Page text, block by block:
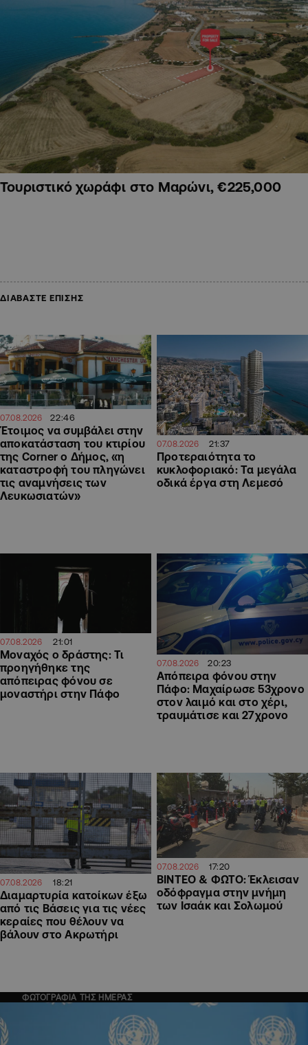
Τουριστικό χωράφι στο Μαρώνι, €225,000
ΔΙΑΒΑΣΤΕ ΕΠΙΣΗΣ
07.08.2026 22:46
Έτοιμος να συμβάλει στην
αποκατάσταση του κτιρίου
της Corner ο Δήμος, «η
καταστροφή του πληγώνει
τις αναμνήσεις των
Λευκωσιατών»
07.08.2026 21:37
Προτεραιότητα το
κυκλοφοριακό: Τα μεγάλα
οδικά έργα στη Λεμεσό
07.08.2026 21:01
Μοναχός ο δράστης: Τι
προηγήθηκε της
απόπειρας φόνου σε
μοναστήρι στην Πάφο
07.08.2026 20:23
Απόπειρα φόνου στην
Πάφο: Μαχαίρωσε 53χρονο
στον λαιμό και στο χέρι,
τραυμάτισε και 27χρονο
07.08.2026 18:21
Διαμαρτυρία κατοίκων έξω
από τις Βάσεις για τις νέες
κεραίες που θέλουν να
βάλουν στο Ακρωτήρι
07.08.2026 17:20
ΒΙΝΤΕΟ & ΦΩΤΟ: Έκλεισαν
οδόφραγμα στην μνήμη
των Ισαάκ και Σολωμού
ΦΩΤΟΓΡΑΦΙΑ ΤΗΣ ΗΜΕΡΑΣ